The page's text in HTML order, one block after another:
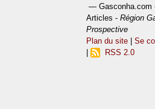
— Gasconha.com
Articles -Région
Prospective
Plan du site |Se
RSS 2.0